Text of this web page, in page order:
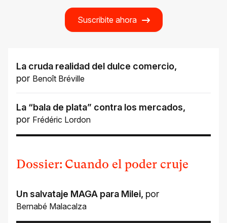
Suscribite ahora
La cruda realidad del dulce comercio,
por Benoît Bréville
La “bala de plata” contra los mercados,
por Frédéric Lordon
Dossier: Cuando el poder cruje
Un salvataje MAGA para Milei, por
Bernabé Malacalza